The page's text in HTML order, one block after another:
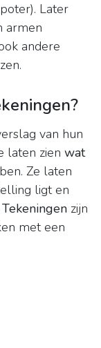
Later
armen
andere
van hun
laten zien wat
Ze laten
ligt en
Tekeningen zijn
met een